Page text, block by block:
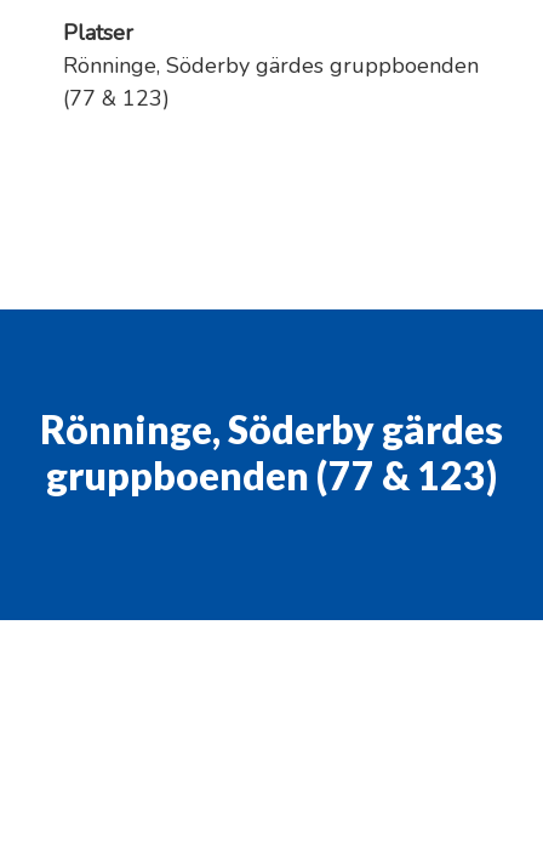
Platser
Rönninge, Söderby gärdes gruppboenden
(77 & 123)
Rönninge, Söderby gärdes
gruppboenden (77 & 123)